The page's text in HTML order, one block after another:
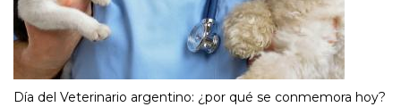
Día del Veterinario argentino: ¿por qué se conmemora hoy?